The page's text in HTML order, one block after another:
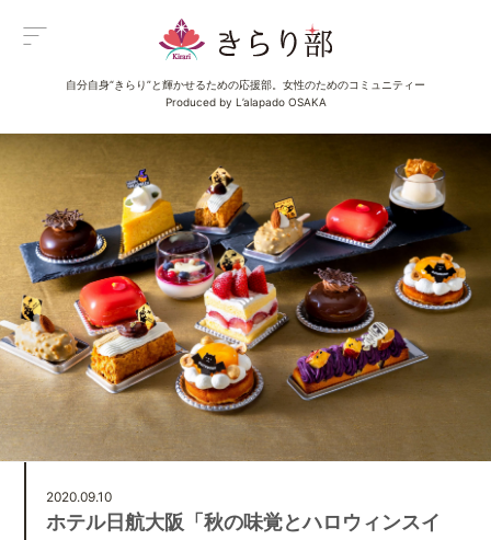
自分自身“きらり”と輝かせるための応援部。女性のためのコミュニティー
Produced by L’alapado OSAKA
2020.09.10
ホテル日航大阪「秋の味覚とハロウィンスイ
Menu
All Posts 新着一覧
Category イベント
Category グルメ
Category ビューティ
Category エンタメ
Category ライフ
About us きらり部女子について
Kirari bu